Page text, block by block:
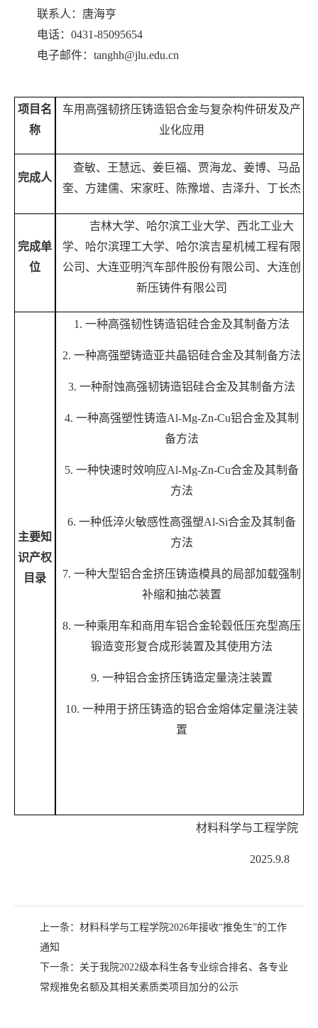
联系人：唐海亨
电话：0431-85095654
电子邮件：tanghh@jlu.edu.cn
项目名
称
车用高强韧挤压铸造铝合金与复杂构件研发及产
业化应用
完成人
查敏、王慧远、姜巨福、贾海龙、姜博、马品
奎、方建儒、宋家旺、陈豫增、吉泽升、丁长杰
完成单
位
吉林大学、哈尔滨工业大学、西北工业大
学、哈尔滨理工大学、哈尔滨吉星机械工程有限
公司、大连亚明汽车部件股份有限公司、大连创
新压铸件有限公司
主要知
识产权
目录
1. 一种高强韧性铸造铝硅合金及其制备方法
2. 一种高强塑铸造亚共晶铝硅合金及其制备方法
3. 一种耐蚀高强韧铸造铝硅合金及其制备方法
4. 一种高强塑性铸造Al-Mg-Zn-Cu铝合金及其制
备方法
5. 一种快速时效响应Al-Mg-Zn-Cu合金及其制备
方法
6. 一种低淬火敏感性高强塑Al-Si合金及其制备
方法
7. 一种大型铝合金挤压铸造模具的局部加载强制
补缩和抽芯装置
8. 一种乘用车和商用车铝合金轮毂低压充型高压
锻造变形复合成形装置及其使用方法
9. 一种铝合金挤压铸造定量浇注装置
10. 一种用于挤压铸造的铝合金熔体定量浇注装
置
材料科学与工程学院
2025.9.8
上一条： 材料科学与工程学院2026年接收“推免生”的工作
通知
下一条： 关于我院2022级本科生各专业综合排名、各专业
常规推免名额及其相关素质类项目加分的公示